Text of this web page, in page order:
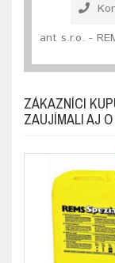
ant s.r.o. -
ZÁKAZNÍCI
ZAUJÍMALI AJ